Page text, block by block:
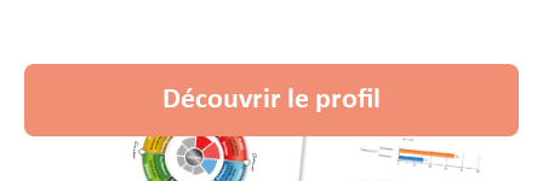
Découvrir le profil